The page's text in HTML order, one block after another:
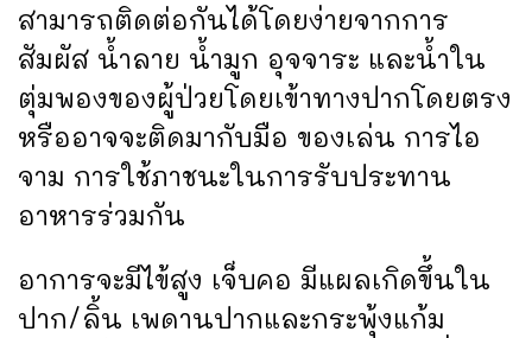
สามารถติดต่อกันได้โดยง่ายจากการ
สัมผัส น้ำลาย น้ำมูก อุจจาระ และน้ำใน
ตุ่มพองของผู้ป่วยโดยเข้าทางปากโดยตรง
หรืออาจจะติดมากับมือ ของเล่น การไอ
จาม การใช้ภาชนะในการรับประทาน
อาหารร่วมกัน
อาการจะมีไข้สูง เจ็บคอ มีแผลเกิดขึ้นใน
ปาก/ลิ้น เพดานปากและกระพุ้งแก้ม